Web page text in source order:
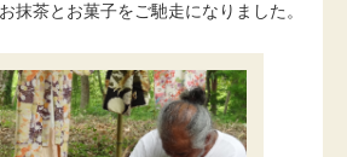
抹茶とお菓子をご馳走になりました。